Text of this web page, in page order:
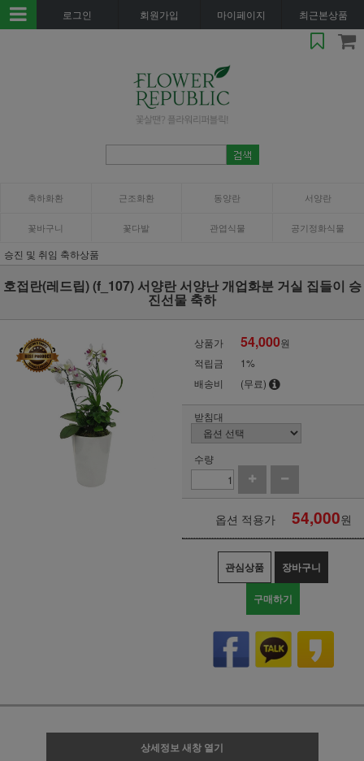
로그인 회원가입 마이페이지 최근본상품
축하화환 근조화환 동양란 서양란
꽃바구니 꽃다발 관엽식물 공기정화식물
승진 및 취임 축하상품
호접란(레드립) (f_107) 서양란 서양난 개업화분 거실 집들이 승
진선물 축하
상품가 54,000원
적립금
1%
배송비
(무료)
받침대
수량
옵션 적용가 54,000원
관심상품 장바구니
구매하기
상세정보 새창 열기